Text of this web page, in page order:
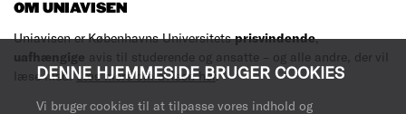
DENNE HJEMMESIDE BRUGER COOKIES
Vi bruger cookies til at tilpasse vores indhold og
OM UNIAVISEN
Uniavisen er Københavns Universitetsprisvindende,
uafhængige avis til studerende og ansatte – og alle andre, der vil
læse med.Læs mere om avisen her.